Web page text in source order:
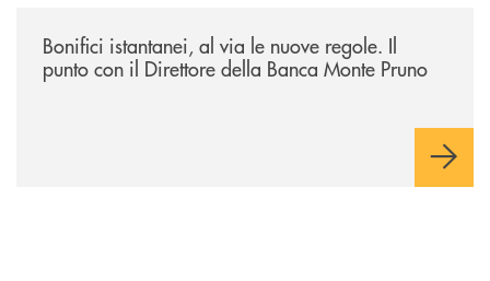
Bonifici istantanei, al via le nuove regole. Il
punto con il Direttore della Banca Monte Pruno